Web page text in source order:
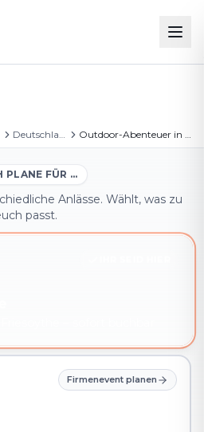
Deutschland Outdoor-Abenteuer in Friesoythe
PLANE FÜR …
Anlässe. Wählt, was zu
passt.
Firmenevent planen